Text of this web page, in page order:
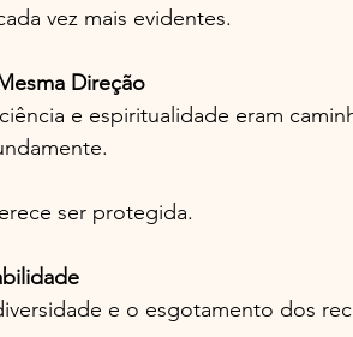
vez mais evidentes.
Direção
e espiritualidade eram
ser protegida.
e o esgotamento dos